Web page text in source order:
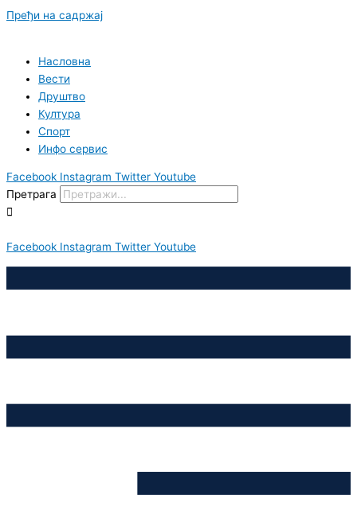
Пређи на садржај
Насловна
Вести
Друштво
Култура
Спорт
Инфо сервис
Facebook Instagram Twitter Youtube
Претрага
Facebook Instagram Twitter Youtube